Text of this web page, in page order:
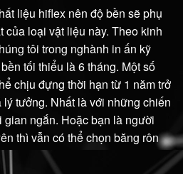
liệu hiflex nên độ bền sẽ phụ
của loại vật liệu này. Theo kinh
tôi trong nghành in ấn kỹ
tối thiểu là 6 tháng. Một số
chịu đựng thời hạn từ 1 năm trở
tưởng. Nhất là với những chiến
ngắn. Hoặc bạn là người
thì vẫn có thể chọn băng rôn